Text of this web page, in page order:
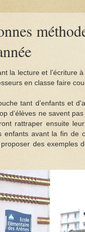
la lecture et l’écriture
en classe faire
tant d’enfants et
d’élèves ne savent
rattraper ensuite
avant la fin de
des exemples